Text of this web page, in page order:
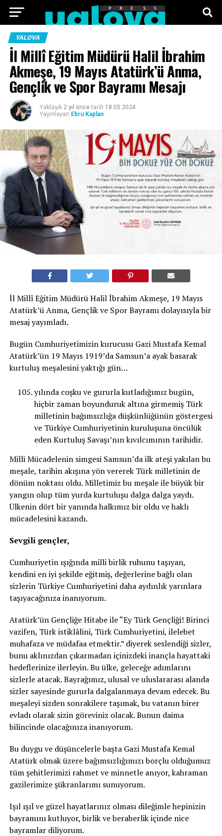
ANA SAYFA
TEKNOLOJI EKONOMI SPOR SIYASET
KÜNYE
YALOVA
İl Millî Eğitim Müdürü Halil İbrahim
Akmeşe, 19 Mayıs Atatürk’ü Anma,
Gençlik ve Spor Bayramı Mesajı
Yaklaşık 2 yıl önce tarih 18.05.2024
Yayınlayan Ebru Kaplan
İl Millî Eğitim Müdürü Halil İbrahim Akmeşe, 19 Mayıs
Atatürk’ü Anma, Gençlik ve Spor Bayramı dolayısıyla bir
mesaj yayımladı.
Bugün Cumhuriyetimizin kurucusu Gazi Mustafa Kemal
Atatürk’ün 19 Mayıs 1919’da Samsun’a ayak basarak
kurtuluş meşalesini yaktığı gün…
yılında coşku ve gururla kutladığımız bugün,
hiçbir zaman boyunduruk altına girmemiş Türk
milletinin bağımsızlığa düşkünlüğünün göstergesi
ve Türkiye Cumhuriyetinin kuruluşuna öncülük
eden Kurtuluş Savaşı’nın kıvılcımının tarihidir.
Milli Mücadelenin simgesi Samsun’da ilk ateşi yakılan bu
meşale, tarihin akışına yön vererek Türk milletinin de
dönüm noktası oldu. Milletimiz bu meşale ile büyük bir
yangın olup tüm yurda kurtuluşu dalga dalga yaydı.
Ülkenin dört bir yanında halkımız bir oldu ve haklı
mücadelesini kazandı.
Sevgili gençler,
Cumhuriyetin ışığında milli birlik ruhunu taşıyan,
kendini en iyi şekilde eğitmiş, değerlerine bağlı olan
sizlerin Türkiye Cumhuriyetini daha aydınlık yarınlara
taşıyacağınıza inanıyorum.
Atatürk’ün Gençliğe Hitabe ile “Ey Türk Gençliği! Birinci
vazifen, Türk istiklâlini, Türk Cumhuriyetini, ilelebet
muhafaza ve müdafaa etmektir.” diyerek seslendiği sizler,
bunu aklınızdan çıkarmadan içinizdeki inançla hayattaki
hedeflerinize ilerleyin. Bu ülke, geleceğe adımlarını
sizlerle atacak. Bayrağımız, ulusal ve uluslararası alanda
sizler sayesinde gururla dalgalanmaya devam edecek. Bu
meşaleyi sizden sonrakilere taşımak, bu vatanın birer
evladı olarak sizin göreviniz olacak. Bunun daima
bilincinde olacağınıza inanıyorum.
Bu duygu ve düşüncelerle başta Gazi Mustafa Kemal
Atatürk olmak üzere bağımsızlığımızı borçlu olduğumuz
tüm şehitlerimizi rahmet ve minnetle anıyor, kahraman
gazilerimize şükranlarımı sunuyorum.
Işıl ışıl ve güzel hayatlarınız olması dileğimle hepinizin
bayramını kutluyor, birlik ve beraberlik içinde nice
bayramlar diliyorum.